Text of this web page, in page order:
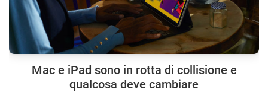
Mac e iPad sono in rotta di collisione e
qualcosa deve cambiare